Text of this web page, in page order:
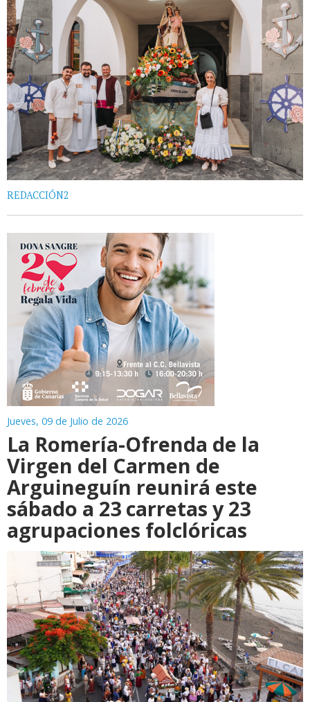
REDACCIÓN2
Jueves, 09 de Julio de 2026
La Romería-Ofrenda de la
Virgen del Carmen de
Arguineguín reunirá este
sábado a 23 carretas y 23
agrupaciones folclóricas